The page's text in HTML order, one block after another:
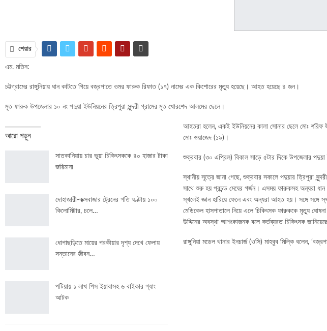
শেয়ার
এম. মতিন:
চট্টগ্রামের রাঙ্গুনিয়ায় ধান কাটতে গিয়ে বজ্রপাতে ওমর ফারুক রিফাত (১৭) নামের এক কিশোরের মৃত্যু হয়েছে। আহত হয়েছে ৪ জন।
মৃত ফারুক উপজেলার ১০ নং পদুয়া ইউনিয়নের ত্রিপুরা সুন্দরী গ্রামের মৃত খোরশেদ আলমের ছেলে।
আরো পড়ুন
সাতকানিয়ায় চার ভুয়া চিকিৎসককে ৪০ হাজার টাকা
জরিমানা
দোহাজারী-কক্সবাজার ট্রেনের গতি ঘণ্টায় ১০০
কিলোমিটার, চলে…
ধোপাছড়িতে মায়ের পরকীয়ার দৃশ্য দেখে ফেলায়
সন্তানের জীবন…
পটিয়ায় ১ লাখ পিস ইয়াবাসহ ৬ বাইকার গ্যাং
আটক
আহতরা হলেন, একই ইউনিয়নের কালা সোনার ছেলে মোঃ শরিফ
মোঃ ওয়াজেদ (১৯)।
শুক্রবার (৩০ এপ্রিল) বিকাল সাড়ে ৫টার দিকে উপজেলার
স্থানীয় সূত্রে জানা গেছে, শুক্রবার সকালে পদুয়ার ত্রিপুরা
সাথে শুরু হয় প্রচন্ড মেঘের গর্জন। এসময় ফারুকসহ অন্যরা ধান
স্থলেই জ্ঞান হারিয়ে ফেলে এবং অন্যরা আহত হয়। সঙ্গে সঙ্গে
মেডিকেল হাসপাতালে নিয়ে এলে চিকিৎসক ফারুককে মৃত্যু
উদ্দিনের অবস্থা আশংকাজনক বলে কর্তব্যরত চিকিৎসক
রাঙ্গুনিয়া মডেল থানার ইনচার্জ (ওসি) মাহবুব মিল্কি বলেন,